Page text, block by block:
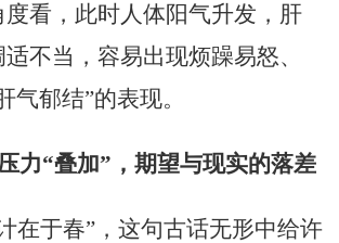
看，此时人体阳气升发，肝
不当，容易出现烦躁易怒、
气郁结”的表现。
力“叠加”，期望与现实的落差
在于春”，这句古话无形中给许